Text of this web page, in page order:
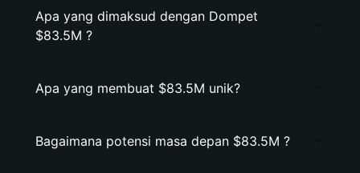
Apa yang dimaksud dengan Dompet
$83.5M ?
Apa yang membuat $83.5M unik?
Bagaimana potensi masa depan $83.5M ?